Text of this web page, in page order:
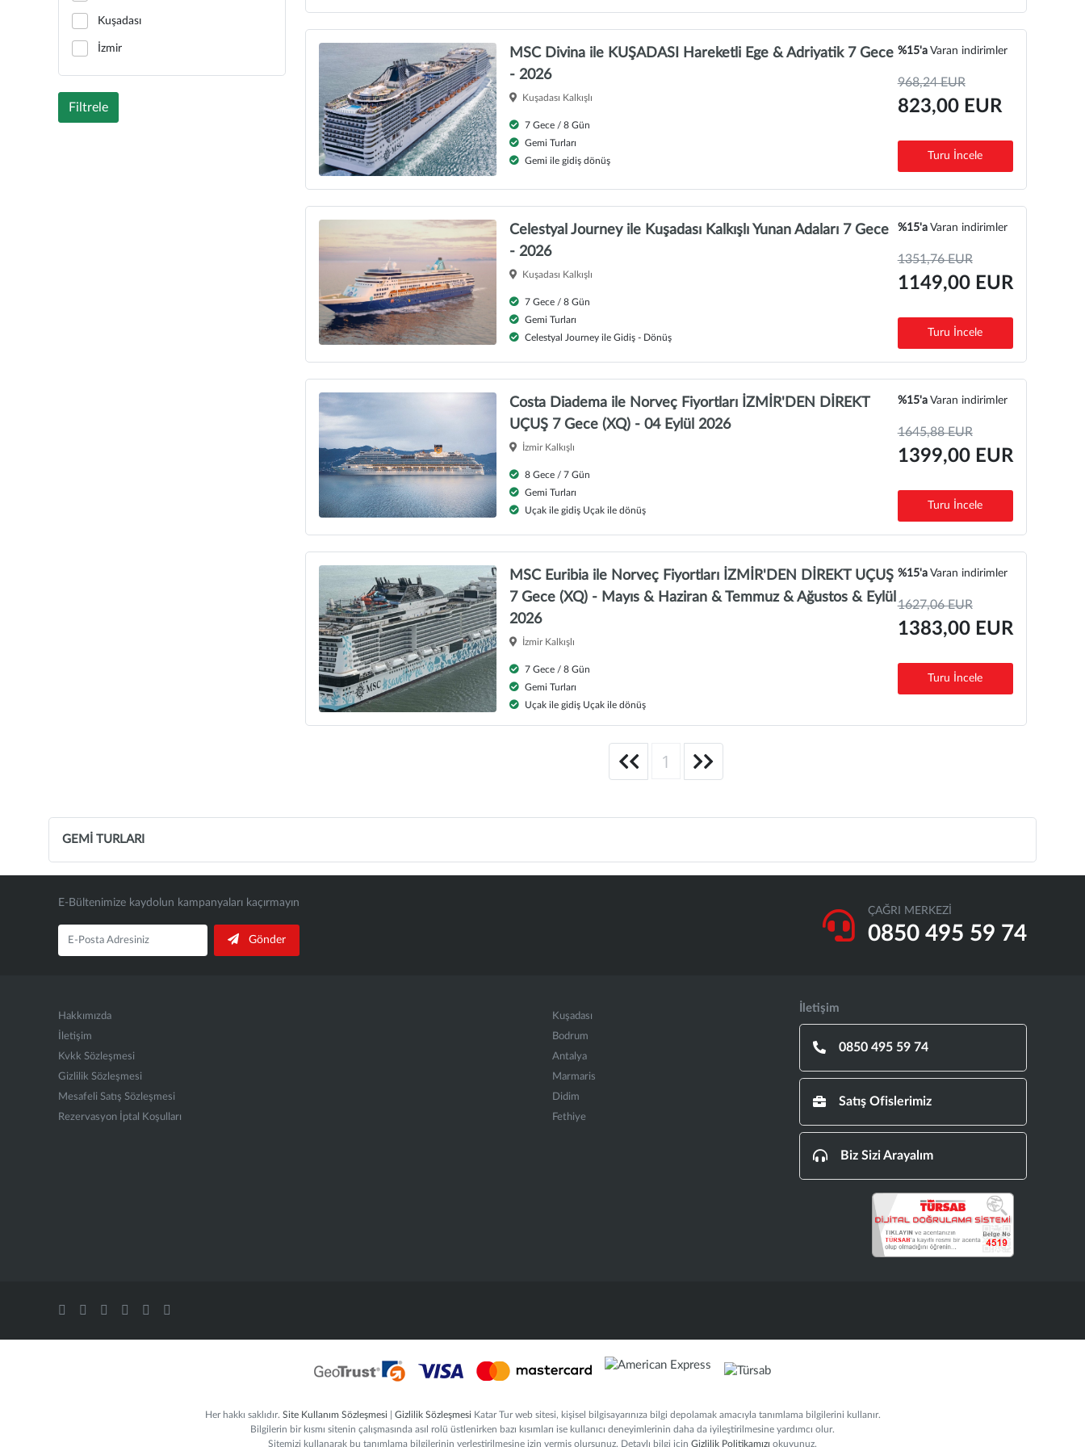
Kuşadası
İzmir
Filtrele
MSC Divina ile KUŞADASI Hareketli Ege & Adriyatik 7 Gece
- 2026
Kuşadası Kalkışlı
7 Gece / 8 Gün
Gemi Turları
Gemi ile gidiş dönüş
%15'aVaran indirimler
968,24 EUR
823,00 EUR
Turu İncele
Celestyal Journey ile Kuşadası Kalkışlı Yunan Adaları 7 Gece
- 2026
Kuşadası Kalkışlı
7 Gece / 8 Gün
Gemi Turları
Celestyal Journey ile Gidiş - Dönüş
%15'aVaran indirimler
1351,76 EUR
1149,00 EUR
Turu İncele
Costa Diadema ile Norveç Fiyortları İZMİR'DEN DİREKT
UÇUŞ 7 Gece (XQ) - 04 Eylül 2026
İzmir Kalkışlı
8 Gece / 7 Gün
Gemi Turları
Uçak ile gidiş Uçak ile dönüş
%15'aVaran indirimler
1645,88 EUR
1399,00 EUR
Turu İncele
MSC Euribia ile Norveç Fiyortları İZMİR'DEN DİREKT UÇUŞ
7 Gece (XQ) - Mayıs & Haziran & Temmuz & Ağustos & Eylül
2026
İzmir Kalkışlı
7 Gece / 8 Gün
Gemi Turları
Uçak ile gidiş Uçak ile dönüş
%15'aVaran indirimler
1627,06 EUR
1383,00 EUR
Turu İncele
1
GEMİ TURLARI
E-Bültenimize kaydolun kampanyaları kaçırmayın
Gönder
ÇAĞRI MERKEZİ
0850 495 59 74
Hakkımızda
İletişim
Kvkk Sözleşmesi
Gizlilik Sözleşmesi
Mesafeli Satış Sözleşmesi
Rezervasyon İptal Koşulları
Kuşadası
Bodrum
Antalya
Marmaris
Didim
Fethiye
İletişim
0850 495 59 74
Satış Ofislerimiz
Biz Sizi Arayalım
Her hakkı saklıdır. Site Kullanım Sözleşmesi Gizlilik Sözleşmesi Katar Tur web sitesi, kişisel bilgisayarınıza bilgi depolamak amacıyla tanımlama bilgilerini kullanır.
Bilgilerin bir kısmı sitenin çalışmasında asıl rolü üstlenirken bazı kısımları ise kullanıcı deneyimlerinin daha da iyileştirilmesine yardımcı olur.
Sitemizi kullanarak bu tanımlama bilgilerinin yerleştirilmesine izin vermiş olursunuz. Detaylı bilgi için Gizlilik Politikamızı okuyunuz.